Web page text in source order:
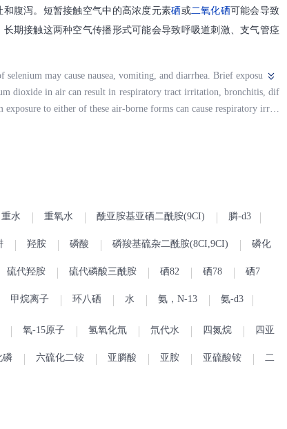
和腹泻。短暂接触空气中的高浓度元素硒或二氧化硒可能会导致
期接触这两种空气传播形式可能会导致呼吸道刺激、支气管痉
may cause nausea, vomiting, and diarrhea. Brief exposu
dioxide in air can result in respiratory tract irritation, bronchitis, dif
to either of these air-borne forms can cause respiratory irrita
重水 重氧水 酰亚胺基亚硒二酰胺(9CI) 膦-d3
羟胺 磷酸 磷羧基硫杂二酰胺(8CI,9CI) 磷化
硫代羟胺 硫代磷酸三酰胺 硒82 硒78 硒7
甲烷离子 环八硒 水 氨，N-13 氨-d3
氧-15原子 氢氧化氚 氘代水 四氮烷 四亚
磷 六硫化二铵 亚膦酸 亚胺 亚硫酸铵 二